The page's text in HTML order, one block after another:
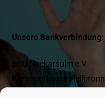
Unsere Bankverbindung:
BSG Neckarsulm e.V
Kreissparkasse Heilbronn